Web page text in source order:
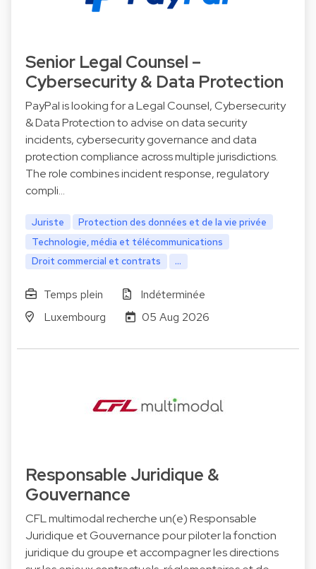
Senior Legal Counsel –
Cybersecurity & Data Protection
PayPal is looking for a Legal Counsel, Cybersecurity
& Data Protection to advise on data security
incidents, cybersecurity governance and data
protection compliance across multiple jurisdictions.
The role combines incident response, regulatory
compli…
Juriste
Protection des données et de la vie privée
Technologie, média et télécommunications
Droit commercial et contrats
...
Temps plein
Indéterminée
Luxembourg
05 Aug 2026
Responsable Juridique &
Gouvernance
CFL multimodal recherche un(e) Responsable
Juridique et Gouvernance pour piloter la fonction
juridique du groupe et accompagner les directions